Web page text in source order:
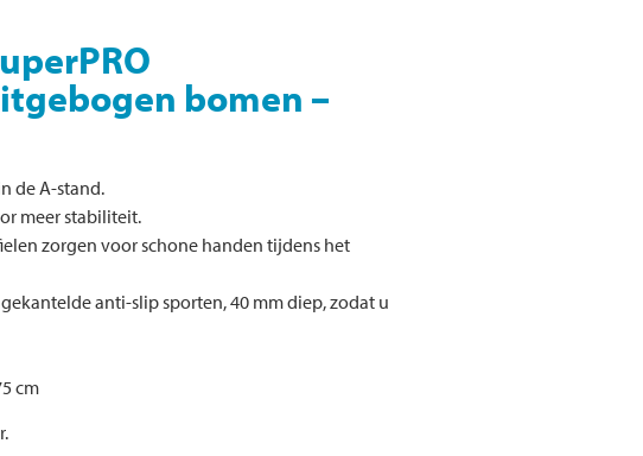
bomen –
de A-stand.
meer stabiliteit.
zorgen voor schone handen tijdens het
anti-slip sporten, 40 mm diep, zodat u
cm